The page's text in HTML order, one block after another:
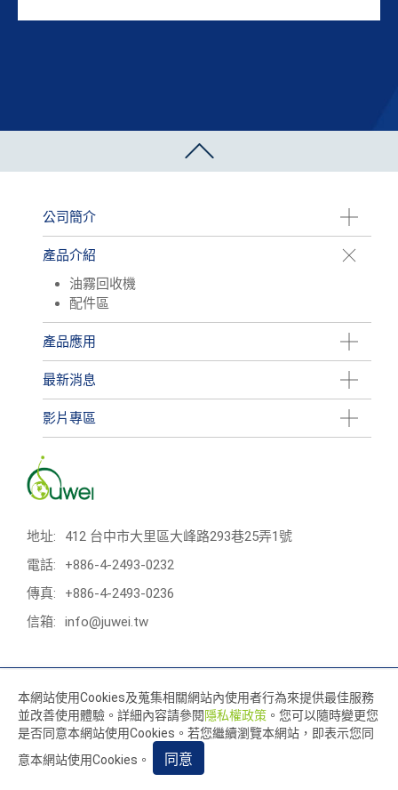
公司簡介
產品介紹
油霧回收機
配件區
產品應用
最新消息
影片專區
地址:
412 台中市大里區大峰路293巷25弄1號
電話:
+886-4-2493-0232
傳真:
+886-4-2493-0236
信箱:
info@juwei.tw
使用條款
隱私權政策
Designed byGTMC Taiwan Products
B2BManufactures
本網站使用Cookies及蒐集相關網站內使用者行為來提供最佳服務
並改善使用體驗。詳細內容請參閱 隱私權政策 。您可以隨時變更您
是否同意本網站使用Cookies。若您繼續瀏覽本網站，即表示您同
意本網站使用Cookies。
同意